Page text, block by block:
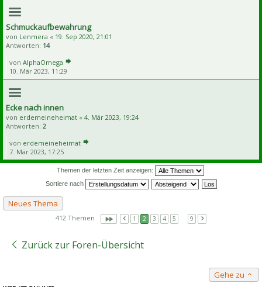
Schmuckaufbewahrung
von Lenmera « 19. Sep 2020, 21:01
Antworten: 14
von AlphaOmega
10. Mär 2023, 11:29
Ecke nach innen
von erdemeineheimat « 4. Mär 2023, 19:24
Antworten: 2
von erdemeineheimat
7. Mär 2023, 17:25
Themen der letzten Zeit anzeigen:
Sortiere nach
Neues Thema
412 Themen 1 2 3 4 5 9
Zurück zur Foren-Übersicht
Gehe zu